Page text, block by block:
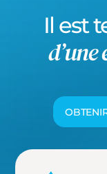
Il est
d’une